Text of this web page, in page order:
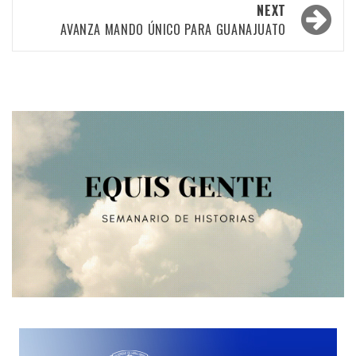
NEXT
AVANZA MANDO ÚNICO PARA GUANAJUATO